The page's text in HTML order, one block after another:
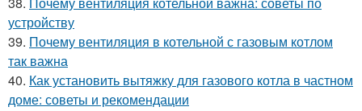
устройству
39. Почему вентиляция в котельной с газовым котлом
так важна
40. Как установить вытяжку для газового котла в частном
доме: советы и рекомендации